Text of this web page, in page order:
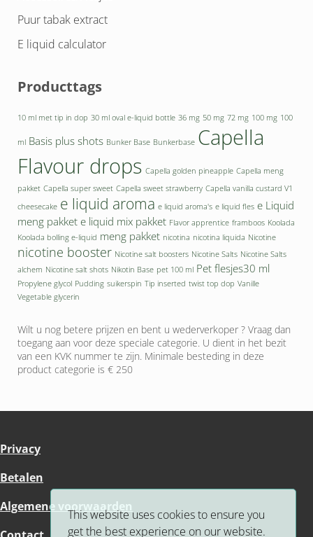
This website uses cookies to ensure you
get the best experience on our website.
Puur tabak extract
E liquid calculator
Producttags
10 ml met tip in dop 30 ml oval e-liquid bottle 36 mg 50 mg 72 mg 100 mg 100
ml Basis plus shots Bunker Base Bunkerbase Capella
Flavour drops Capella golden pineapple Capella meng
pakket Capella super sweet Capella sweet strawberry Capella vanilla custard V1
cheesecake e liquid aroma e liquid aroma's e liquid fles e Liquid
meng pakket e liquid mix pakket Flavor apprentice framboos Koolada
Koolada bolling e-liquid meng pakket nicotina nicotina liquida Nicotine
nicotine booster Nicotine salt boosters Nicotine Salts Nicotine Salts
alchem Nicotine salt shots Nikotin Base pet 100 ml Pet flesjes30 ml
Propylene glycol Pudding suikerspin Tip inserted twist top dop Vanille
Vegetable glycerin
Wilt u nog betere prijzen en bent u wederverkoper ? Vraag dan
toegang aan voor deze speciale categorie. U dient in het bezit
van een KVK nummer te zijn. Minimale besteding in deze
product categorie is € 250
Privacy
Betalen
Algemene voorwaarden